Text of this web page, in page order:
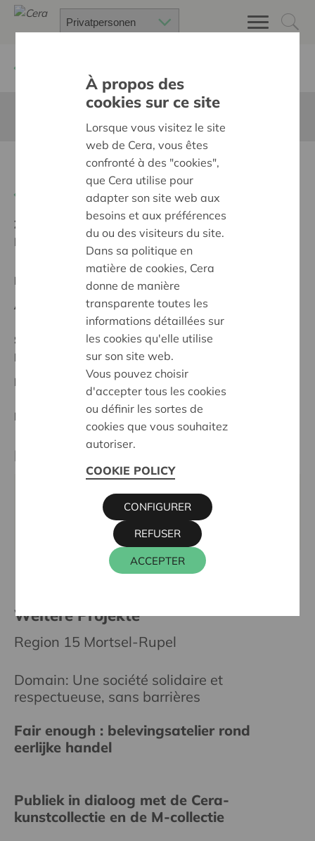
Deelatelier REST
Ziel:
Une société solidaire et respectueuse, sans
barrières
Regionales Projekt
Anfangsdatum:19/05/2026
Stand :
In treatment
Mortsel-Rupel
Datum:
19/05/2026
Entscheidung:Approved
Kontaktperson
KRIS DEBRUYNE
016 27 96 74
kris.debruyne@cera.coop
Weitere Projekte
Region 15 Mortsel-Rupel
Domain: Une société solidaire et
respectueuse, sans barrières
Fair enough : belevingsatelier rond
eerlijke handel
Publiek in dialoog met de Cera-
kunstcollectie en de M-collectie
À propos des
cookies sur ce site
Lorsque vous visitez le site
web de Cera, vous êtes
confronté à des "cookies",
que Cera utilise pour
adapter son site web aux
besoins et aux préférences
du ou des visiteurs du site.
Dans sa politique en
matière de cookies, Cera
donne de manière
transparente toutes les
informations détaillées sur
les cookies qu'elle utilise
sur son site web.
Vous pouvez choisir
d'accepter tous les cookies
ou définir les sortes de
cookies que vous souhaitez
autoriser.
COOKIE POLICY
ACCEPTER
REFUSER
CONFIGURER